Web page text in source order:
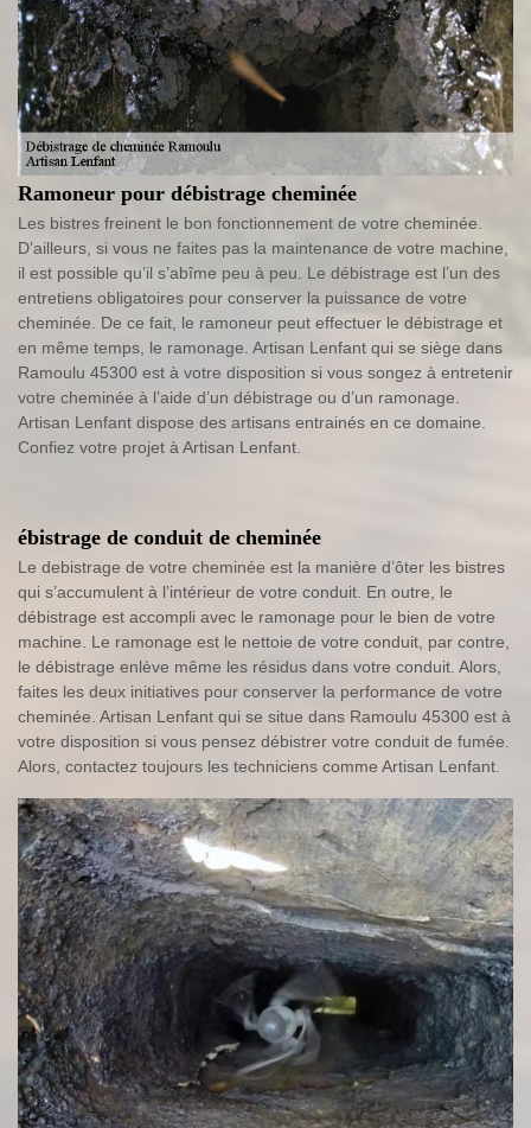
Ramoneur pour débistrage cheminée
Les bistres freinent le bon fonctionnement de votre cheminée.
D’ailleurs, si vous ne faites pas la maintenance de votre machine,
il est possible qu’il s’abîme peu à peu. Le débistrage est l’un des
entretiens obligatoires pour conserver la puissance de votre
cheminée. De ce fait, le ramoneur peut effectuer le débistrage et
en même temps, le ramonage. Artisan Lenfant qui se siège dans
Ramoulu 45300 est à votre disposition si vous songez à entretenir
votre cheminée à l’aide d’un débistrage ou d’un ramonage.
Artisan Lenfant dispose des artisans entrainés en ce domaine.
Confiez votre projet à Artisan Lenfant.
ébistrage de conduit de cheminée
Le debistrage de votre cheminée est la manière d’ôter les bistres
qui s’accumulent à l’intérieur de votre conduit. En outre, le
débistrage est accompli avec le ramonage pour le bien de votre
machine. Le ramonage est le nettoie de votre conduit, par contre,
le débistrage enlève même les résidus dans votre conduit. Alors,
faites les deux initiatives pour conserver la performance de votre
cheminée. Artisan Lenfant qui se situe dans Ramoulu 45300 est à
votre disposition si vous pensez débistrer votre conduit de fumée.
Alors, contactez toujours les techniciens comme Artisan Lenfant.